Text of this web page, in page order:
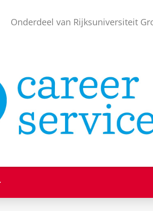
Onderdeel van Rijksuniversiteit